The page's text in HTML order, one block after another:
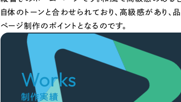
自体のトーンと合わせられており、高級感があり
ページ制作のポイントとなるのです。
Works
制作実績